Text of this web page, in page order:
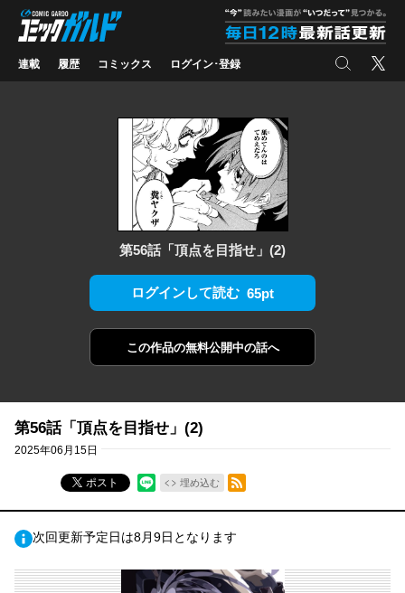
コミックガルド
連載 履歴 コミックス ログイン･登録 検索 X
第56話「頂点を目指せ」(2)
ログインして読む 65pt
この作品の無料公開中の話へ
第56話「頂点を目指せ」(2)
2025年06月15日
ポスト 埋め込む
RSSフィード
次回更新予定日は8月9日となります